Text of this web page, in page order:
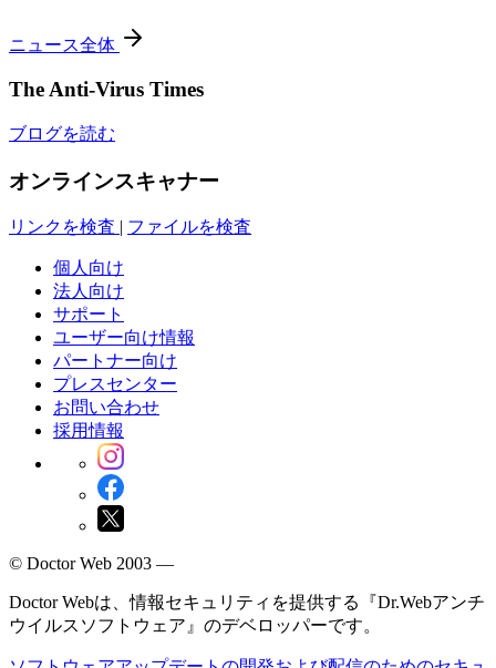
ニュース全体
The Anti-Virus Times
ブログを読む
オンラインスキャナー
リンクを検査 | ファイルを検査
個人向け
法人向け
サポート
ユーザー向け情報
パートナー向け
プレスセンター
お問い合わせ
採用情報
© Doctor Web 2003 —
Doctor Webは、情報セキュリティを提供する『Dr.Webアンチ
ウイルスソフトウェア』のデベロッパーです。